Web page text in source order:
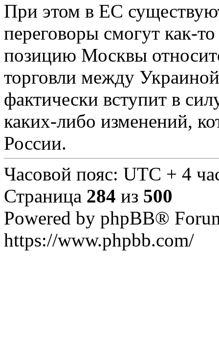
При этом в ЕС
переговоры смогут как-
позицию Москвы
торговли между
фактически вступит в
каких-либо изменений,
России.
Часовой пояс: UTC + 4
Страница 284 из 500
Powered by phpBB®
https://www.phpbb.com/